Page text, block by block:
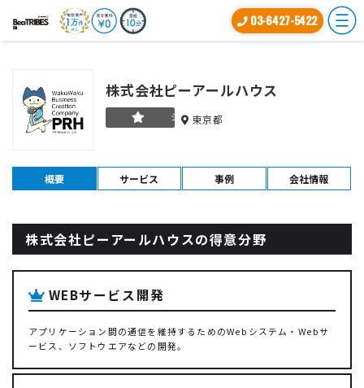
03-6427-5422
株式会社ピーアールハウス
シルバー
東京都
概要 サービス 事例 会社情報
株式会社ピーアールハウスの得意分野
WEBサービス開発
アプリケーション間の通信を維持するためのWebシステム・Webサ
ービス、ソフトウエアなどの開発。